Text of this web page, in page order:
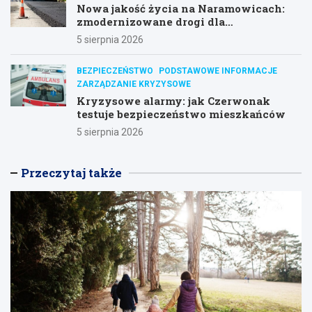
Nowa jakość życia na Naramowicach:
zmodernizowane drogi dla
mieszkańców
5 sierpnia 2026
BEZPIECZEŃSTWO
PODSTAWOWE INFORMACJE
ZARZĄDZANIE KRYZYSOWE
Kryzysowe alarmy: jak Czerwonak
testuje bezpieczeństwo mieszkańców
5 sierpnia 2026
Przeczytaj także